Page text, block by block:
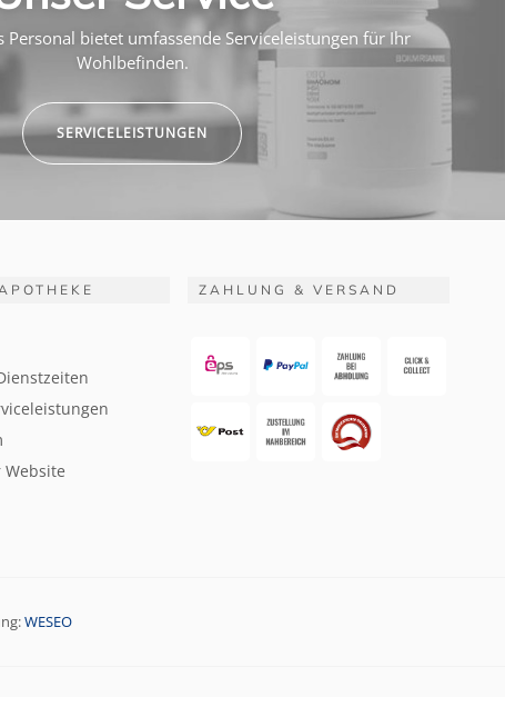
Personal bietet umfassende Serviceleistungen für Ihr
Wohlbefinden.
SERVICELEISTUNGEN
ZAHLUNG & VERSAND
WESEO